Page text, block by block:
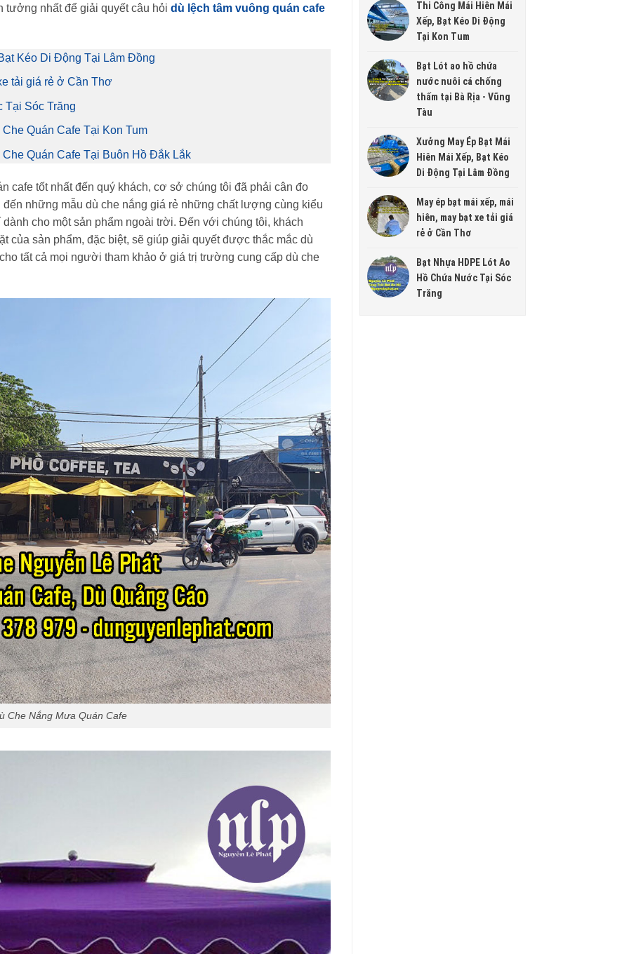
Thi Công Mái Hiên Mái
Xếp, Bạt Kéo Di Động
Tại Kon Tum
Bạt Lót ao hồ chứa
nước nuôi cá chống
thấm tại Bà Rịa - Vũng
Tàu
Xưởng May Ép Bạt Mái
Hiên Mái Xếp, Bạt Kéo
Di Động Tại Lâm Đồng
May ép bạt mái xếp, mái
hiên, may bạt xe tải giá
rẻ ở Cần Thơ
Bạt Nhựa HDPE Lót Ao
Hồ Chứa Nước Tại Sóc
Trăng
tưởng nhất để giải quyết câu hỏi dù lệch tâm vuông quán cafe
Kéo Di Động Tại Lâm Đồng
tải giá rẻ ở Cần Thơ
Sóc Trăng
Quán Cafe Tại Kon Tum
Quán Cafe Tại Buôn Hồ Đắk Lắk
cafe tốt nhất đến quý khách, cơ sở chúng tôi đã phải cân đo
những mẫu dù che nắng giá rẻ những chất lượng cùng kiểu
cho một sản phẩm ngoài trời. Đến với chúng tôi, khách
của sản phẩm, đặc biệt, sẽ giúp giải quyết được thắc mắc dù
tất cả mọi người tham khảo ở giá trị trường cung cấp dù che
Che Nắng Mưa Quán Cafe